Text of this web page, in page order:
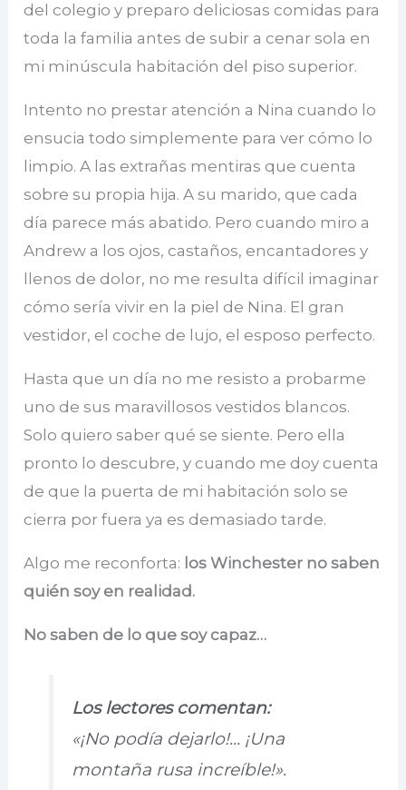
del colegio y preparo deliciosas comidas para
toda la familia antes de subir a cenar sola en
mi minúscula habitación del piso superior.
Intento no prestar atención a Nina cuando lo
ensucia todo simplemente para ver cómo lo
limpio. A las extrañas mentiras que cuenta
sobre su propia hija. A su marido, que cada
día parece más abatido. Pero cuando miro a
Andrew a los ojos, castaños, encantadores y
llenos de dolor, no me resulta difícil imaginar
cómo sería vivir en la piel de Nina. El gran
vestidor, el coche de lujo, el esposo perfecto.
Hasta que un día no me resisto a probarme
uno de sus maravillosos vestidos blancos.
Solo quiero saber qué se siente. Pero ella
pronto lo descubre, y cuando me doy cuenta
de que la puerta de mi habitación solo se
cierra por fuera ya es demasiado tarde.
Algo me reconforta: los Winchester no saben
quién soy en realidad.
No saben de lo que soy capaz…
Los lectores comentan:
«¡No podía dejarlo!… ¡Una
montaña rusa increíble!».